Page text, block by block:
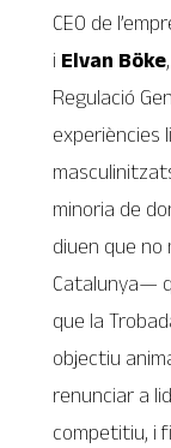
CEO de
i Elvan Böke
Regulació
experiències
minoria de
diuen que no
Catalunya—
que la
objectiu
renunciar a
competitiu, i